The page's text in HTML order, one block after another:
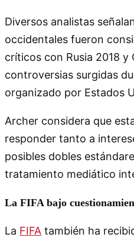
Diversos analistas
occidentales fueron
críticos con Rusia 2018
controversias surgidas
organizado por Estados
Archer considera que
responder tanto a
posibles dobles
tratamiento mediático
La FIFA bajo
La FIFA también ha